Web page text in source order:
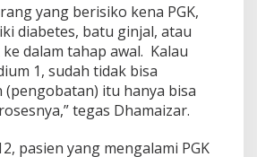
yang berisiko kena PGK,
diabetes, batu ginjal, atau
dalam tahap awal. Kalau
1, sudah tidak bisa
(pengobatan) itu hanya bisa
tegas Dhamaizar.
pasien yang mengalami PGK